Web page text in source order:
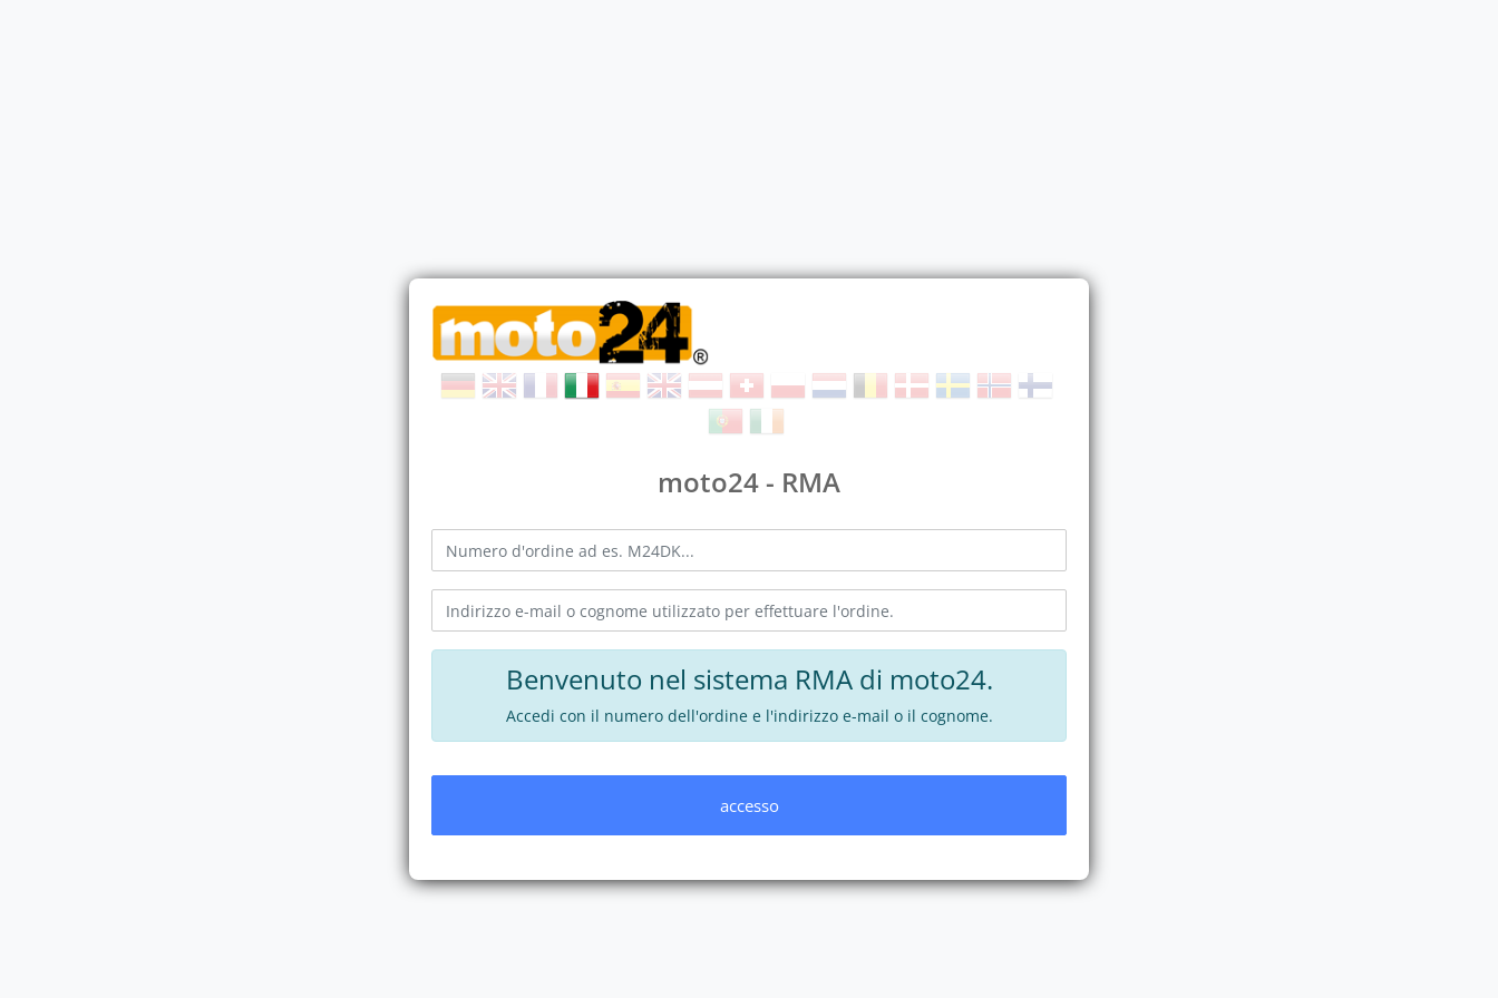
moto24 - RMA
Benvenuto nel sistema RMA di moto24.
Accedi con il numero dell'ordine e l'indirizzo e-mail o il cognome.
accesso